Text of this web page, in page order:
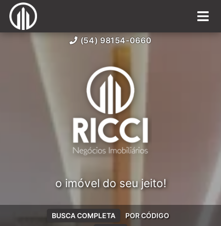
(54) 98154-0660
o imóvel do seu jeito!
BUSCA COMPLETA POR CÓDIGO